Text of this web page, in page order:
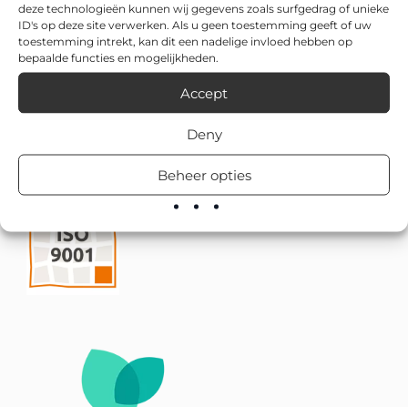
deze technologieën kunnen wij gegevens zoals surfgedrag of unieke
ID's op deze site verwerken. Als u geen toestemming geeft of uw
toestemming intrekt, kan dit een nadelige invloed hebben op
bepaalde functies en mogelijkheden.
Accept
Deny
Beheer opties